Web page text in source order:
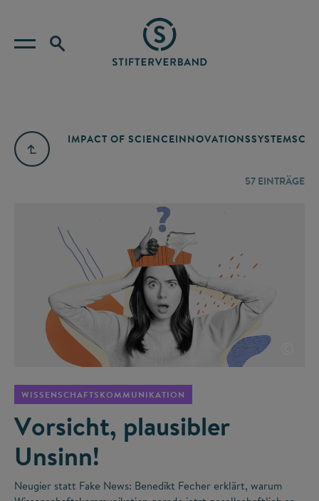
IMPACT OF SCIENCEINNOVATIONSSYSTEM
57 EINTRÄGE
WISSENSCHAFTSKOMMUNIKATION
Vorsicht, plausibler
Unsinn!
Neugier statt Fake News: Benedikt Fecher erklärt, warum